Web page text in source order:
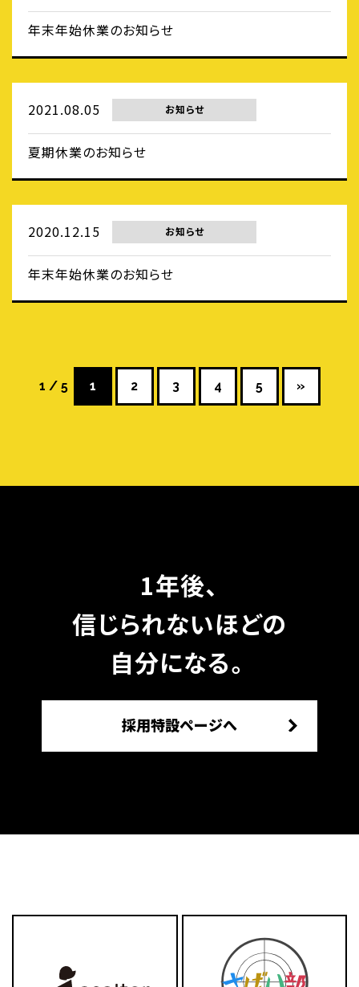
年末年始休業のお知らせ
2021.08.05 お知らせ
夏期休業のお知らせ
2020.12.15 お知らせ
年末年始休業のお知らせ
1 / 5 1 2 3 4 5 »
1年後、
信じられないほどの
自分になる。
採用特設ページへ